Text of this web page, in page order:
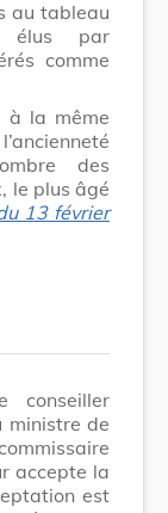
au tableau
élus par
comme
à la même
des
le plus âgé
13 février
conseiller
ministre de
accepte la
est